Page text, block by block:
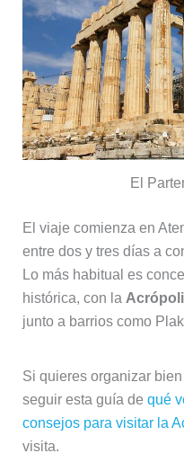
El
El viaje comienza en
entre dos y tres días a
Lo más habitual es
histórica, con la
junto a barrios como
Si quieres organizar
seguir esta guía de qué
consejos para visitar la
visita.